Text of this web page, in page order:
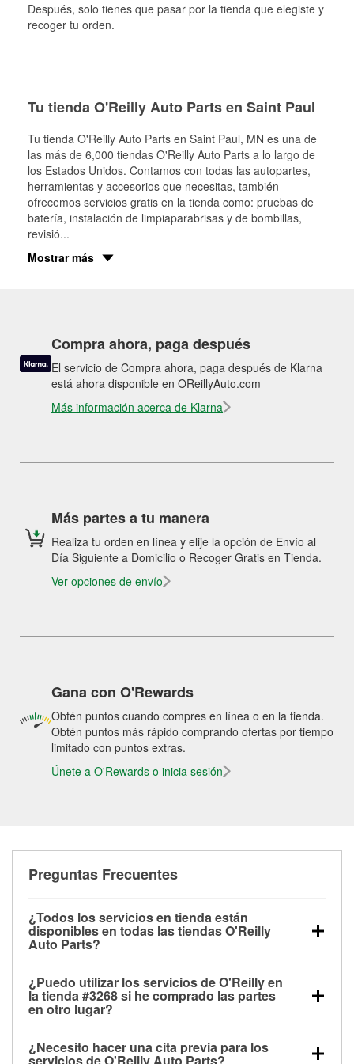
Después, solo tienes que pasar por la tienda que elegiste y
recoger tu orden.
Tu tienda O'Reilly Auto Parts en Saint Paul
Tu tienda O'Reilly Auto Parts en Saint Paul, MN es una de
las más de 6,000 tiendas O'Reilly Auto Parts a lo largo de
los Estados Unidos. Contamos con todas las autopartes,
herramientas y accesorios que necesitas, también
ofrecemos servicios gratis en la tienda como: pruebas de
batería, instalación de limpiaparabrisas y de bombillas,
revisió...
Mostrar más
Compra ahora, paga después
El servicio de Compra ahora, paga después de Klarna
está ahora disponible en OReillyAuto.com
Más información acerca de Klarna
Más partes a tu manera
Realiza tu orden en línea y elije la opción de Envío al
Día Siguiente a Domicilio o Recoger Gratis en Tienda.
Ver opciones de envío
Gana con O'Rewards
Obtén puntos cuando compres en línea o en la tienda.
Obtén puntos más rápido comprando ofertas por tiempo
limitado con puntos extras.
Únete a O'Rewards o inicia sesión
Preguntas Frecuentes
¿Todos los servicios en tienda están
disponibles en todas las tiendas O'Reilly
Auto Parts?
las pruebas de batería, pruebas de alternador y
motor de arranque, revisión de la luz “Check Engine”
con O'Reilly VeriScan® e instalación de
limpiaparabrisas o bombillas, están disponibles en
todas las tiendas O'Reilly Auto Parts. La tienda
¿Puedo utilizar los servicios de O'Reilly en
la tienda #3268 si he comprado las partes
en otro lugar?
de O'Reilly Auto Parts que estén disponibles en la
¿Necesito hacer una cita previa para los